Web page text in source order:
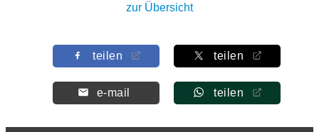
zur Übersicht
teilen teilen
e-mail teilen